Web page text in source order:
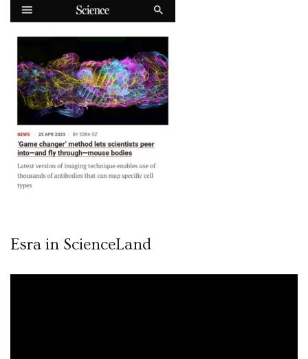
Esra in ScienceLand